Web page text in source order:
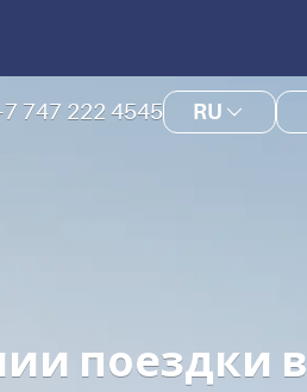
747 222 4545 RU
поездки в